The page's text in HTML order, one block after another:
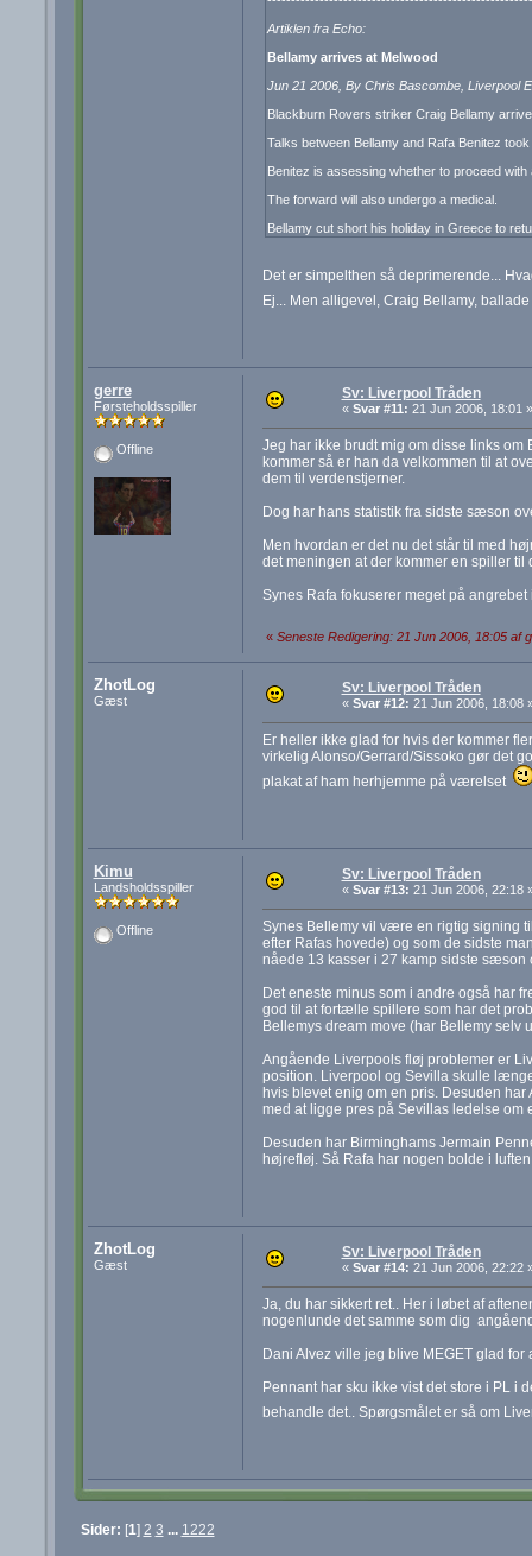
Artiklen fra Echo:
Bellamy arrives at Melwood
Jun 21 2006, By Chris Bascombe, Liverpool
Blackburn Rovers striker Craig Bellamy
Talks between Bellamy and Rafa Benitez
Benitez is assessing whether to proceed
The forward will also undergo a medical.
Bellamy cut short his holiday in Greece to
Det er simpelthen så deprimerende...
Ej... Men alligevel, Craig Bellamy,
gerre
Førsteholdsspiller
Offline
Sv: Liverpool Tråden
« Svar #11: 21 Jun 2006, 18:01 »
Jeg har ikke brudt mig om disse links
kommer så er han da velkommen til at
dem til verdenstjerner.
Dog har hans statistik fra sidste sæson
Men hvordan er det nu det står til med
det meningen at der kommer en spiller
Synes Rafa fokuserer meget på
« Seneste Redigering: 21 Jun 2006, 18:05 af
ZhotLog
Gæst
Sv: Liverpool Tråden
« Svar #12: 21 Jun 2006, 18:08
Er heller ikke glad for hvis der kommer
virkelig Alonso/Gerrard/Sissoko gør det
plakat af ham herhjemme på værelset
Kimu
Landsholdsspiller
Offline
Sv: Liverpool Tråden
« Svar #13: 21 Jun 2006, 22:18
Synes Bellemy vil være en rigtig signing
efter Rafas hovede) og som de sidste
nåede 13 kasser i 27 kamp sidste sæson
Det eneste minus som i andre også har
god til at fortælle spillere som har det
Bellemys dream move (har Bellemy selv
Angående Liverpools fløj problemer er
position. Liverpool og Sevilla skulle
hvis blevet enig om en pris. Desuden
med at ligge pres på Sevillas ledelse om
Desuden har Birminghams Jermain
højrefløj. Så Rafa har nogen bolde i
ZhotLog
Gæst
Sv: Liverpool Tråden
« Svar #14: 21 Jun 2006, 22:22
Ja, du har sikkert ret.. Her i løbet af
nogenlunde det samme som dig
Dani Alvez ville jeg blive MEGET glad for
Pennant har sku ikke vist det store i PL i
behandle det.. Spørgsmålet er så om
Sider: [1] 2 3 ... 1222